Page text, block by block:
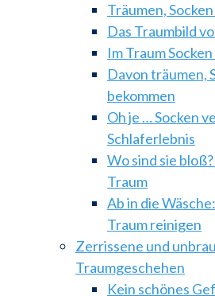
Träumen,
Das Traumbild
Im Traum
Davon träumen,
bekommen
Oh je … Socken
Schlaferlebnis
Wo sind sie
Traum
Ab in die
Traum reinigen
Zerrissene und
Traumgeschehen
Kein schönes